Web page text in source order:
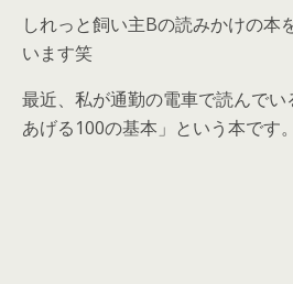
しれっと飼い主Bの読みかけの本
います笑
最近、私が通勤の電車で読んで
あげる100の基本」という本です。